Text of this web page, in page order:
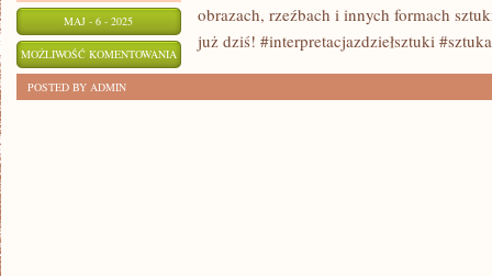
MAJ - 6 - 2025
MOŻLIWOŚĆ KOMENTOWANIA ODKRYJ
ZOSTAŁA WYŁĄCZONA
obrazach, rzeźbach i innych formach
już dziś! #interpretacjazdziełsztuki
POSTED BY ADMIN